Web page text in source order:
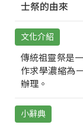
士祭的由來
文化介紹
傳統祖靈祭是
作求學濃縮為
辦理。
小辭典